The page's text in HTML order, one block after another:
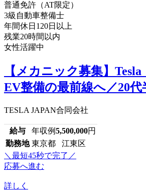
普通免許（AT限定）
3級自動車整備士
年間休日120日以上
残業20時間以内
女性活躍中
【メカニック募集】
EV整備の最前線へ／20代
TESLA JAPAN合同会社
給与 年収例5,500,000円
勤務地 東京都 江東区
＼最短45秒で完了／
応募へ進む
詳しく